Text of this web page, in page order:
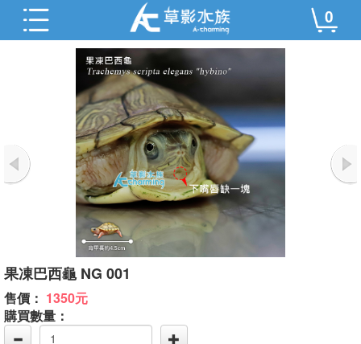
0
果凍巴西龜 NG 001
售價： 1350元
購買數量：